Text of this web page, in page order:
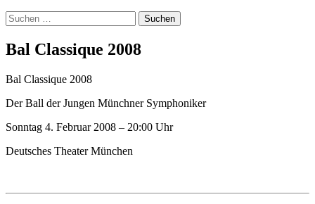
Suchen
nach:
Bal Classique 2008
Bal Classique 2008
Der Ball der Jungen Münchner Symphoniker
Sonntag 4. Februar 2008 – 20:00 Uhr
Deutsches Theater München